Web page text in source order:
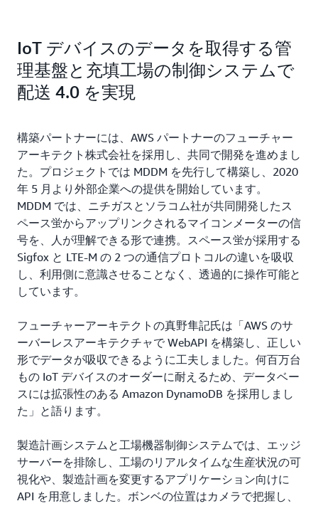
IoT デバイスのデータを取得する管
理基盤と充填工場の制御システムで
配送 4.0 を実現
構築パートナーには、AWS パートナーのフューチャー
アーキテクト株式会社を採用し、共同で開発を進めまし
た。プロジェクトでは MDDM を先行して構築し、2020
年 5 月より外部企業への提供を開始しています。
MDDM では、ニチガスとソラコム社が共同開発したス
ペース蛍からアップリンクされるマイコンメーターの信
号を、人が理解できる形で連携。スペース蛍が採用する
Sigfox と LTE-M の 2 つの通信プロトコルの違いを吸収
し、利用側に意識させることなく、透過的に操作可能と
しています。
フューチャーアーキテクトの真野隼記氏は「AWS のサ
ーバーレスアーキテクチャで WebAPI を構築し、正しい
形でデータが吸収できるように工夫しました。何百万台
もの IoT デバイスのオーダーに耐えるため、データベー
スには拡張性のある Amazon DynamoDB を採用しまし
た」と語ります。
製造計画システムと工場機器制御システムでは、エッジ
サーバーを排除し、工場のリアルタイムな生産状況の可
視化や、製造計画を変更するアプリケーション向けに
API を用意しました。ボンベの位置はカメラで把握し、